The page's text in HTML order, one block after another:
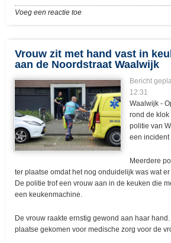
Voeg een reactie toe
Vrouw zit met hand vast in
aan de Noordstraat Waalwijk
Bericht
12:31
Waalwijk -
rond de klok
politie van
een incident
Meerdere
ter plaatse omdat het nog onduidelijk was wat
De politie trof een vrouw aan in de keuken die
een keukenmachine.
De vrouw raakte ernstig gewond aan haar
plaatse gekomen voor medische zorg voor de